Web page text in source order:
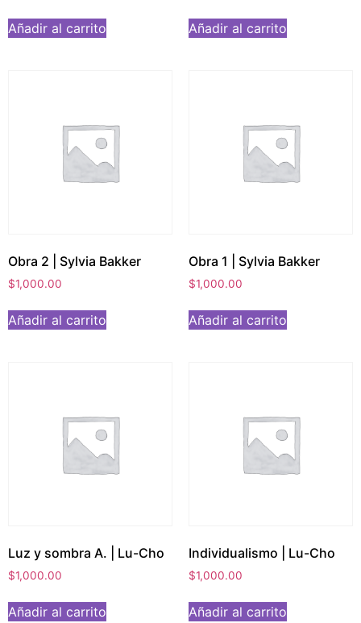
Añadir al carrito Añadir al carrito
Obra 2 | Sylvia Bakker
$1,000.00
Añadir al carrito
Obra 1 | Sylvia Bakker
$1,000.00
Añadir al carrito
Luz y sombra A. | Lu-Cho
$1,000.00
Añadir al carrito
Individualismo | Lu-Cho
$1,000.00
Añadir al carrito